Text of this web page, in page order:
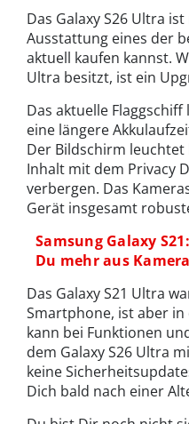
Das Galaxy S26 Ultra
Ausstattung eines der
aktuell kaufen kannst.
Ultra besitzt, ist ein
Das aktuelle
eine längere
Der Bildschirm
Inhalt mit dem Privacy
verbergen. Das
Gerät insgesamt
Samsung Galaxy
Du mehr aus
Das Galaxy S21 Ultra
Smartphone, ist aber in
kann bei Funktionen
dem Galaxy S26 Ultra
keine
Dich bald nach einer